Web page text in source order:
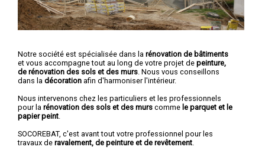
Notre société est spécialisée dans la rénovation de bâtiments
et vous accompagne tout au long de votre projet de peinture,
de rénovation des sols et des murs . Nous vous conseillons
dans la décoration afin d'harmoniser l'intérieur.
Nous intervenons chez les particuliers et les professionnels
pour la rénovation des sols et des murs comme le parquet et le
papier peint
SOCOREBAT, c'est avant tout votre professionnel pour les
travaux de ravalement, de peinture et de revêtement